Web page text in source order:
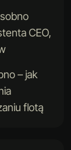
CEO,
– jak
flotą